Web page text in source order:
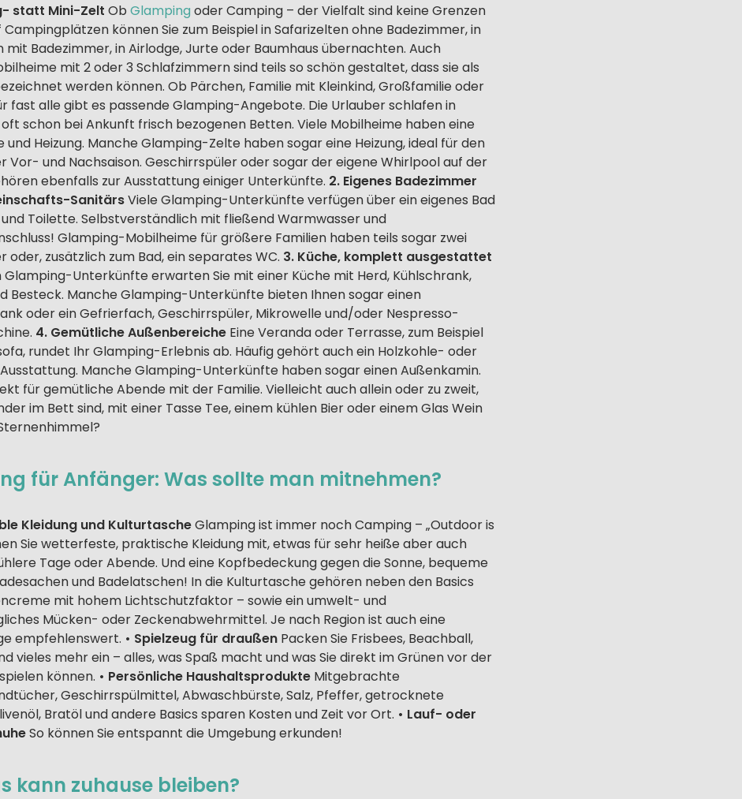
statt Mini-Zelt Ob Glamping oder Camping – der Vielfalt sind keine Grenzen
können Sie zum Beispiel in Safarizelten ohne Badezimmer, in
mit Badezimmer, in Airlodge, Jurte oder Baumhaus übernachten. Auch
mit 2 oder 3 Schlafzimmern sind teils so schön gestaltet, dass sie als
werden können. Ob Pärchen, Familie mit Kleinkind, Großfamilie oder
fast alle gibt es passende Glamping-Angebote. Die Urlauber schlafen in
schon bei Ankunft frisch bezogenen Betten. Viele Mobilheime haben eine
und Heizung. Manche Glamping-Zelte haben sogar eine Heizung, ideal für den
Vor- und Nachsaison. Geschirrspüler oder sogar der eigene Whirlpool auf der
ebenfalls zur Ausstattung einiger Unterkünfte. 2. Eigenes Badezimmer
SanitärsViele Glamping-Unterkünfte verfügen über ein eigenes Bad
Toilette. Selbstverständlich mit fließend Warmwasser und
Glamping-Mobilheime für größere Familien haben teils sogar zwei
oder, zusätzlich zum Bad, ein separates WC. 3. Küche, komplett ausgestattet
Glamping-Unterkünfte erwarten Sie mit einer Küche mit Herd, Kühlschrank,
Besteck. Manche Glamping-Unterkünfte bieten Ihnen sogar einen
oder ein Gefrierfach, Geschirrspüler, Mikrowelle und/oder Nespresso-
4. Gemütliche Außenbereiche Eine Veranda oder Terrasse, zum Beispiel
rundet Ihr Glamping-Erlebnis ab. Häufig gehört auch ein Holzkohle- oder
Manche Glamping-Unterkünfte haben sogar einen Außenkamin.
für gemütliche Abende mit der Familie. Vielleicht auch allein oder zu zweit,
im Bett sind, mit einer Tasse Tee, einem kühlen Bier oder einem Glas Wein
für Anfänger: Was sollte man mitnehmen?
Kleidung und KulturtascheGlamping ist immer noch Camping – „Outdoor is
Sie wetterfeste, praktische Kleidung mit, etwas für sehr heiße aber auch
Tage oder Abende. Und eine Kopfbedeckung gegen die Sonne, bequeme
und Badelatschen! In die Kulturtasche gehören neben den Basics
mit hohem Lichtschutzfaktor – sowie ein umwelt- und
Mücken- oder Zeckenabwehrmittel. Je nach Region ist auch eine
empfehlenswert. • Spielzeug für draußen Packen Sie Frisbees, Beachball,
vieles mehr ein – alles, was Spaß macht und was Sie direkt im Grünen vor der
können. • Persönliche Haushaltsprodukte Mitgebrachte
Geschirrspülmittel, Abwaschbürste, Salz, Pfeffer, getrocknete
Bratöl und andere Basics sparen Kosten und Zeit vor Ort. • Lauf- oder
So können Sie entspannt die Umgebung erkunden!
kann zuhause bleiben?